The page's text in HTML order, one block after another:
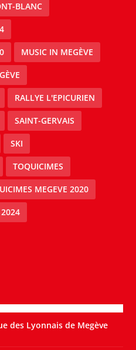
BLANC
MUSIC IN MEGÈVE
RALLYE L'EPICURIEN
SAINT-GERVAIS
SKI
TOQUICIMES
MEGEVE 2020
2024
des Lyonnais de Megève